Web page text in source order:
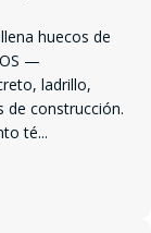
huecos de
—
ladrillo,
de construcción.
té...